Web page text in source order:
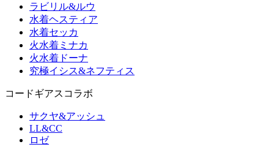
ラビリル&ルウ
水着ヘスティア
水着セッカ
火水着ミナカ
火水着ドーナ
究極イシス&ネフティス
コードギアスコラボ
サクヤ&アッシュ
LL&CC
ロゼ